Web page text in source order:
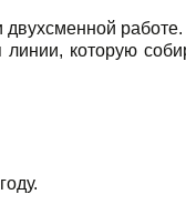
работе.
которую